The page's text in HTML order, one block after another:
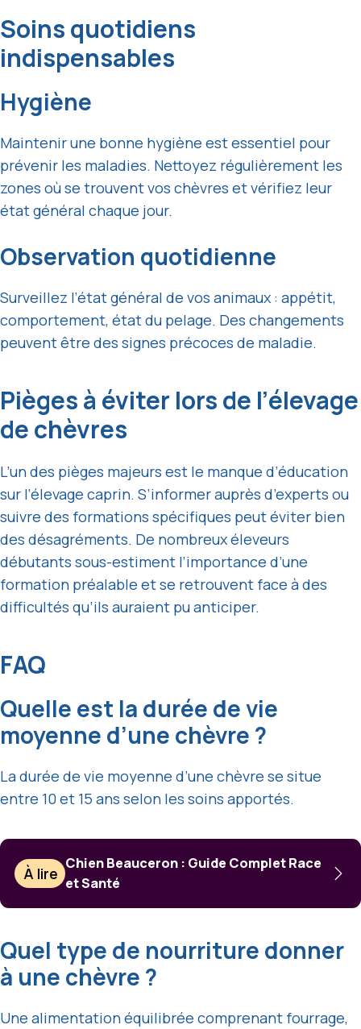
Soins quotidiens
indispensables
Hygiène
Maintenir une bonne hygiène est essentiel pour
prévenir les maladies. Nettoyez régulièrement les
zones où se trouvent vos chèvres et vérifiez leur
état général chaque jour.
Observation quotidienne
Surveillez l’état général de vos animaux : appétit,
comportement, état du pelage. Des changements
peuvent être des signes précoces de maladie.
Pièges à éviter lors de l’élevage
de chèvres
L’un des pièges majeurs est le manque d’éducation
sur l’élevage caprin. S’informer auprès d’experts ou
suivre des formations spécifiques peut éviter bien
des désagréments. De nombreux éleveurs
débutants sous-estiment l’importance d’une
formation préalable et se retrouvent face à des
difficultés qu’ils auraient pu anticiper.
FAQ
Quelle est la durée de vie
moyenne d’une chèvre ?
La durée de vie moyenne d’une chèvre se situe
entre 10 et 15 ans selon les soins apportés.
À lire
Chien Beauceron : Guide Complet Race
et Santé
Quel type de nourriture donner
à une chèvre ?
Une alimentation équilibrée comprenant fourrage,